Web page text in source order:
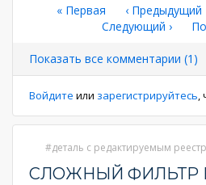
Нумерация
страниц
Первая
страница
« Первая ←
‹ Предыдущий
Следующая
Следующий ›
Показать все комментарии (1)
Войдите или зарегистрируйтесь,
деталь с редактируемым
СЛОЖНЫЙ ФИЛЬТР